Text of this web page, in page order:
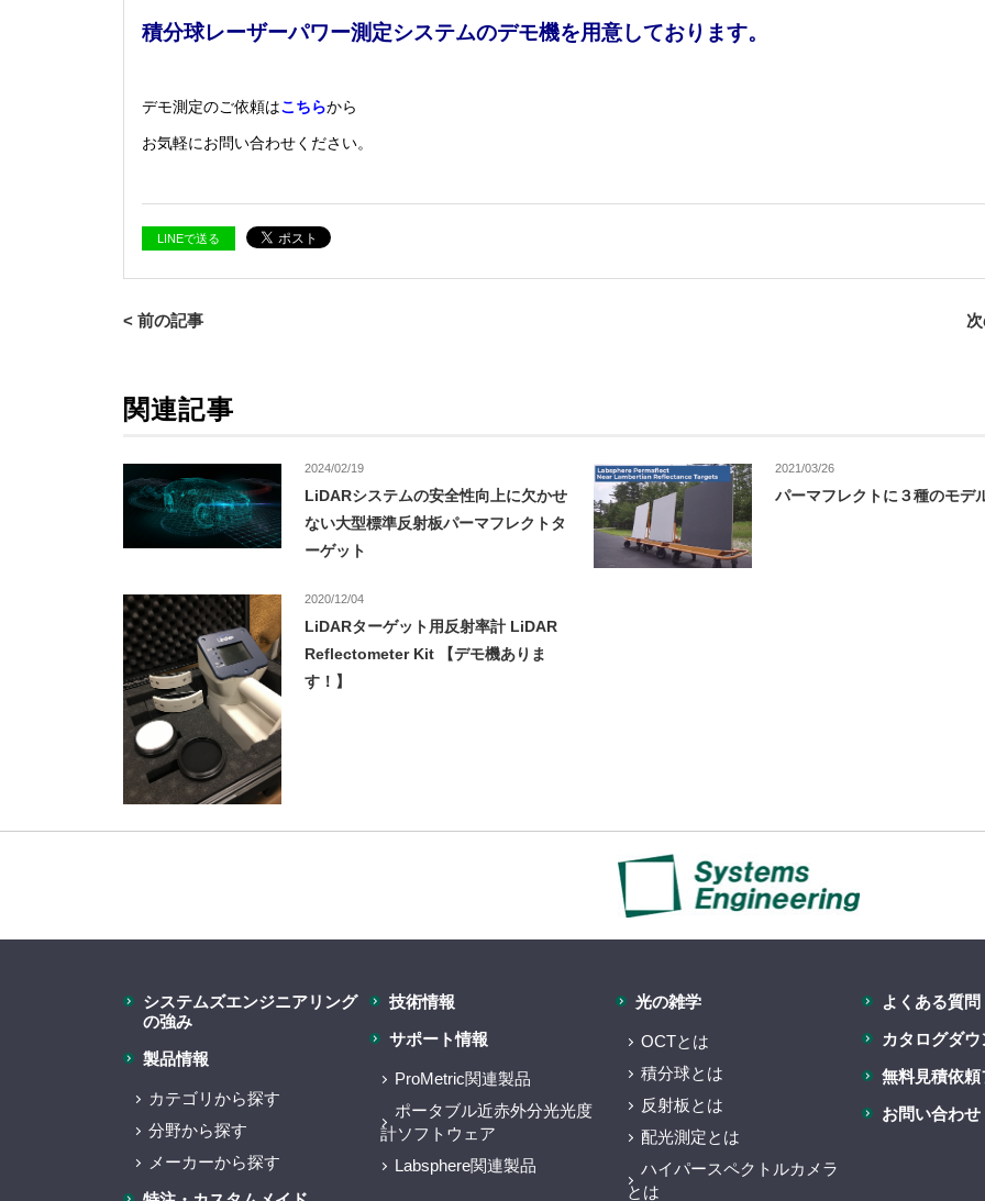
積分球レーザーパワー測定システムのデモ機を用意しております。
デモ測定のご依頼はこちらから
お気軽にお問い合わせください。
LINEで送る
< 前の記事
関連記事
2024/02/19
LiDARシステムの安全性向上に欠かせ
ない大型標準反射板パーマフレクトタ
ーゲット
2021/03/26
パーマフレクトに３種のモデ
2020/12/04
LiDARターゲット用反射率計 LiDAR
Reflectometer Kit 【デモ機ありま
す！】
システムズエンジニアリング
の強み
製品情報
カテゴリから探す
分野から探す
メーカーから探す
技術情報
サポート情報
ProMetric関連製品
ポータブル近赤外分光光度
計ソフトウェア
Labsphere関連製品
光の雑学
OCTとは
積分球とは
反射板とは
配光測定とは
ハイパースペクトルカメラ
とは
よくある質問
カタログダ
無料見積依頼
お問い合わせ